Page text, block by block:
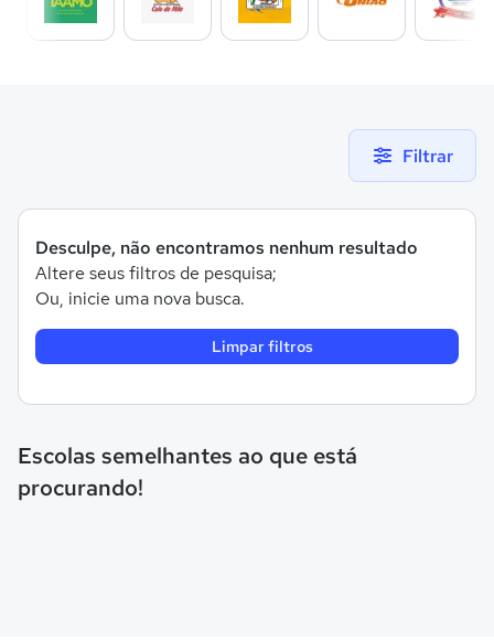
Filtrar
Desculpe, não encontramos nenhum resultado
Altere seus filtros de pesquisa;
Ou, inicie uma nova busca.
Limpar filtros
Escolas semelhantes ao que está
procurando!